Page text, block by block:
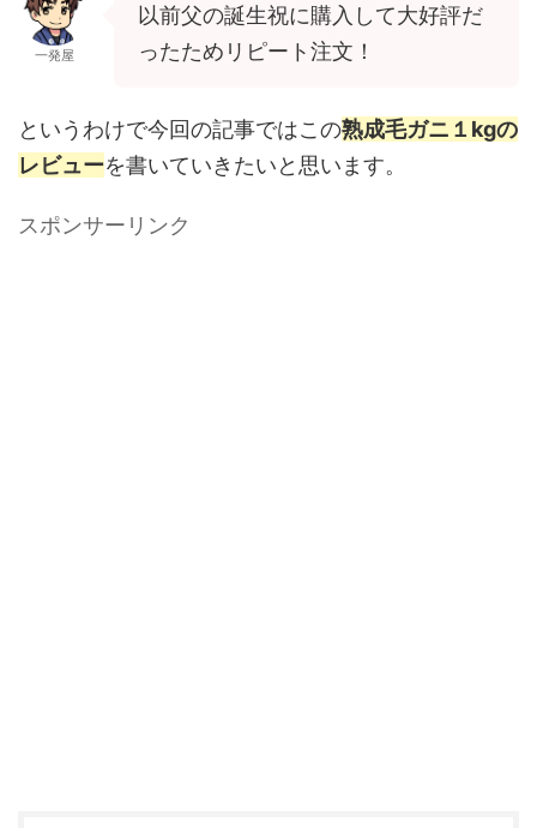
一発屋
以前父の誕生祝に購入して大好評だ
ったためリピート注文！
というわけで今回の記事ではこの熟成毛ガニ１kgの
レビューを書いていきたいと思います。
スポンサーリンク